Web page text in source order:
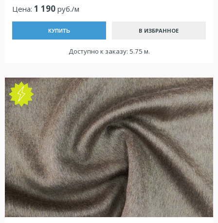
Цена: 1 190 руб./м
КУПИТЬ В ИЗБРАННОЕ
Доступно к заказу: 5.75 м.
NEW